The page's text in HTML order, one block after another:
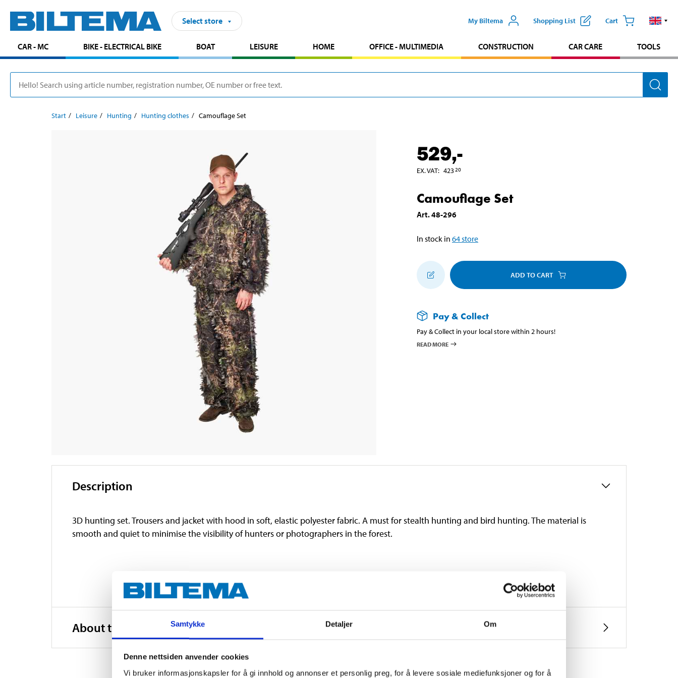
Samtykke Detaljer Om
Denne nettsiden anvender cookies
Vi bruker informasjonskapsler for å gi innhold og annonser et personlig preg, for å levere sosiale mediefunksjoner og for å
Select store My Biltema Shopping List Cart
CAR - MC BIKE - ELECTRICAL BIKE BOAT LEISURE HOME OFFICE - MULTIMEDIA CONSTRUCTION CAR CARE TOOLS
Start Leisure Hunting Hunting clothes Camouflage Set
529,-
EX. VAT: 42320
Camouflage Set
Art.48-296
In stock in 64store
ADD TO CART
Pay & Collect
Pay & Collect in your local store within 2 hours!
READ MORE
Description
3D hunting set. Trousers and jacket with hood in soft, elastic polyester fabric. A must for stealth hunting and bird hunting. The material is
smooth and quiet to minimise the visibility of hunters or photographers in the forest.
About the manufacturer